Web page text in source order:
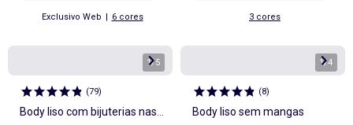
Exclusivo Web | 6 cores 3 cores
1/5
(79)
Body liso com bijuterias nas
1/4
(8)
Body liso sem mangas